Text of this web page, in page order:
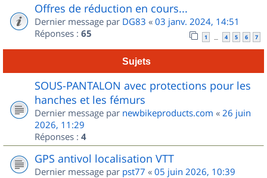
Offres de réduction en cours...
Dernier message par DG83 « 03 janv. 2024, 14:51
Réponses : 65 1 … 4 5 6 7
Sujets
SOUS-PANTALON avec protections pour les
hanches et les fémurs
Dernier message par newbikeproducts.com « 26 juin
2026, 11:29
Réponses : 4
GPS antivol localisation VTT
Dernier message par pst77 « 05 juin 2026, 10:39